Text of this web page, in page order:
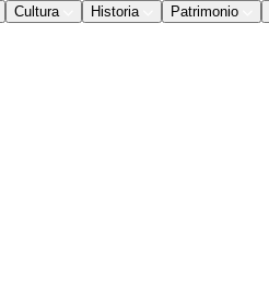
Cultura Historia Patrimonio